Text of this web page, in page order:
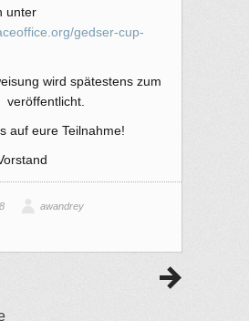
unter
gedser-cup-
wird spätestens zum
veröffentlicht.
auf eure Teilnahme!
awandrey